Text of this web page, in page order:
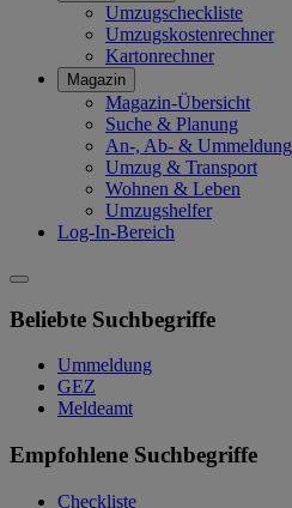
Umzugscheckliste
Umzugskostenrechner
Kartonrechner
Magazin
Magazin-Übersicht
Suche & Planung
An-, Ab- & Ummeldung
Umzug & Transport
Wohnen & Leben
Umzugshelfer
Log-In-Bereich
Beliebte Suchbegriffe
Ummeldung
GEZ
Meldeamt
Empfohlene Suchbegriffe
Checkliste